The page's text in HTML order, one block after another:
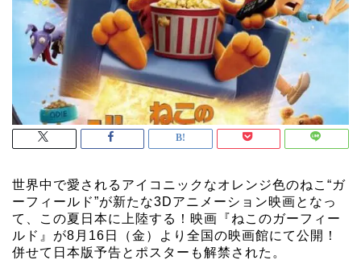
世界中で愛されるアイコニックなオレンジ色のねこ“ガ
ーフィールド”が新たな3Dアニメーション映画となっ
て、この夏日本に上陸する！映画『ねこのガーフィー
ルド』が8月16日（金）より全国の映画館にて公開！
併せて日本版予告とポスターも解禁された。